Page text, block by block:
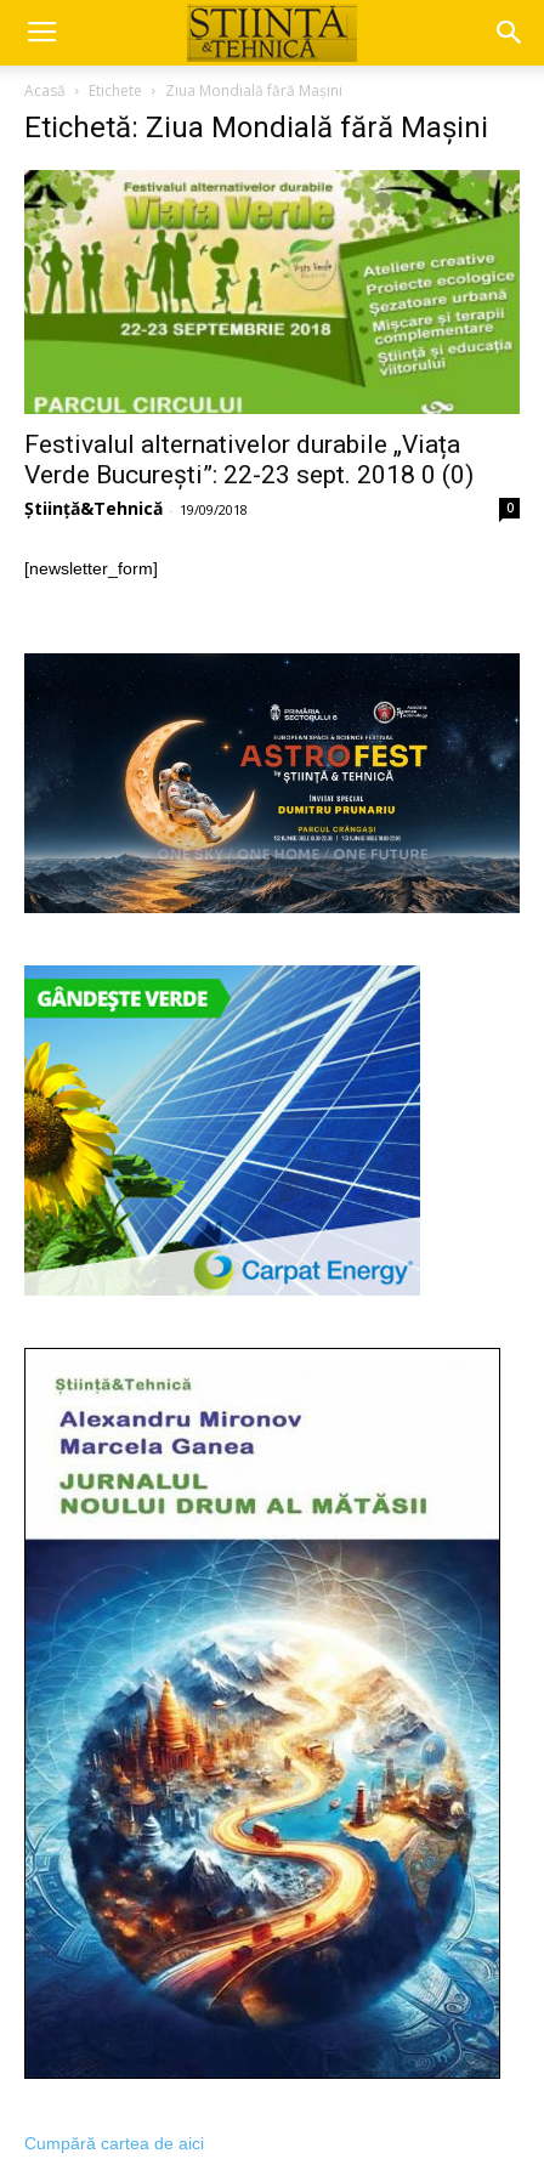
Acasă Etichete Ziua Mondială fără Mașini
Etichetă: Ziua Mondială fără Mașini
Festivalul alternativelor durabile „Viața
Verde București”: 22-23 sept. 2018 0 (0)
Știință&Tehnică - 19/09/2018 0
[newsletter_form]
Cumpără cartea de aici